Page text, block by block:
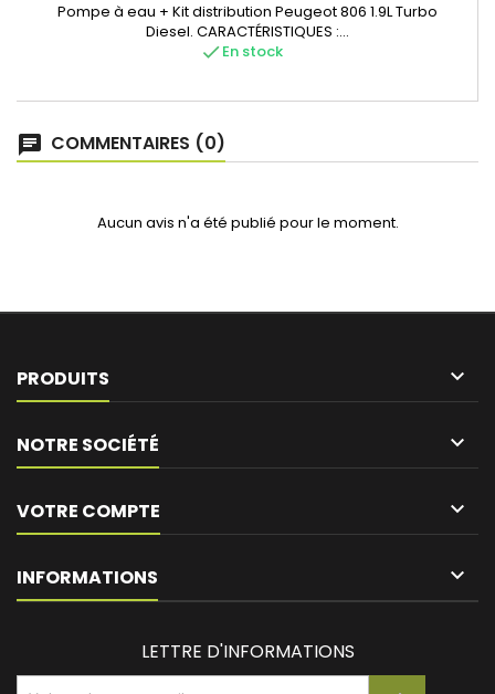
Pompe à eau + Kit distribution Peugeot 806 1.9L Turbo
Diesel. CARACTÉRISTIQUES :...
checkEn stock
COMMENTAIRES (0)
Aucun avis n'a été publié pour le moment.
PRODUITS 
NOTRE SOCIÉTÉ 
VOTRE COMPTE 
INFORMATIONS keyboard_arrow_down
LETTRE D'INFORMATIONS